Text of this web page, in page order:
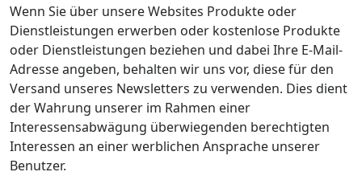
Wenn Sie über unsere Websites Produkte oder
Dienstleistungen erwerben oder kostenlose Produkte
oder Dienstleistungen beziehen und dabei Ihre E-Mail-
Adresse angeben, behalten wir uns vor, diese für den
Versand unseres Newsletters zu verwenden. Dies dient
der Wahrung unserer im Rahmen einer
Interessensabwägung überwiegenden berechtigten
Interessen an einer werblichen Ansprache unserer
Benutzer.